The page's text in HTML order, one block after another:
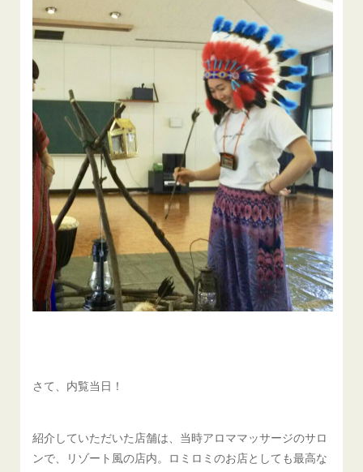
さて、内覧当日！
紹介していただいた店舗は、当時アロママッサージのサロ
ンで、リゾート風の店内。ロミロミのお店としても最高な